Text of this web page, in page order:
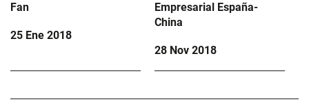
Fan
25 Ene 2018
Empresarial España-
China
28 Nov 2018